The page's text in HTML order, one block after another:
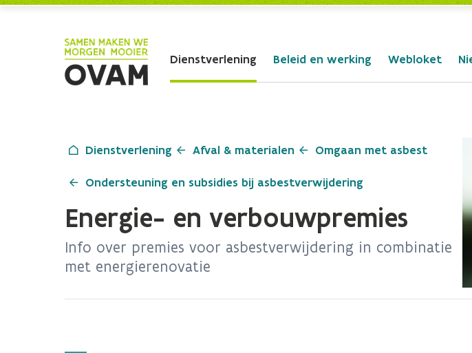
Dienstverlening Beleid en werking Webloket
Dienstverlening Afval & materialen Omgaan met asbest
Ondersteuning en subsidies bij asbestverwijdering
Energie- en verbouwpremies
Info over premies voor asbestverwijdering in combinatie
met energierenovatie